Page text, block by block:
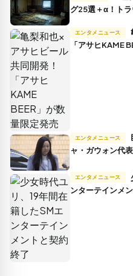
グ25選＋α！ト
エンタメニュース
「アサヒKAME
エンタメニュース
ャ・ガウォン代
エンタメニュース
ンターテインメ